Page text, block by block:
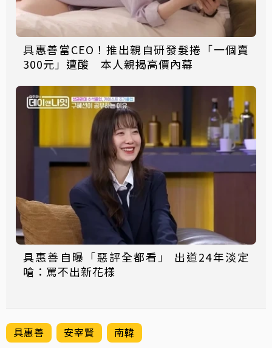
具惠善當CEO！推出親自研發髮捲「一個賣
300元」遭酸 本人親揭高價內幕
具惠善自曝「惡評全都看」 出道24年淡定
嗆：罵不出新花樣
具惠善 安宰賢 南韓